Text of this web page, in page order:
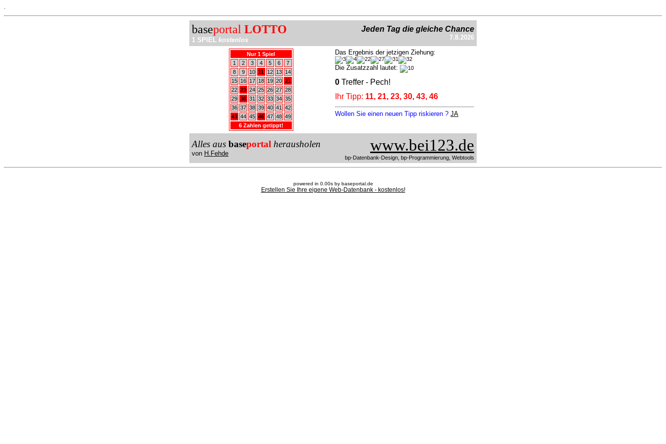
baseportal LOTTO
1 SPIEL kostenlos
Jeden Tag die gleiche Chance
7.8.2026
Nur 1 Spiel
1
2 3 4 5 6
7
8
9 10 11 12 13
14
15
16 17 18 19 20 21
22 23 24 25 26 27 28
29 30 31 32 33 34 35
36 37 38 39 40 41
42
43 44 45 46 47 48 49
6 Zahlen getippt!
Das Ergebnis der jetzigen Ziehung:
Die Zusatzzahl lautet:
0 Treffer - Pech!
Ihr Tipp: 11, 21, 23, 30, 43, 46
Wollen Sie einen neuen Tipp riskieren ? JA
Alles aus baseportal herausholen
von H.Fehde www.bei123.de
bp-Datenbank-Design, bp-Programmierung, Webtools
powered in 0.00s by baseportal.de
Erstellen Sie Ihre eigene Web-Datenbank - kostenlos!